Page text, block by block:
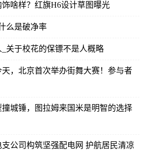
啥样？红旗H6设计草图曝光
么是破净率
关于校花的保镖不是人概略
天，北京首次举办街舞大赛！参与者
城锤，图拉姆来国米是明智的选择
公司构筑坚强配电网 护航居民清凉